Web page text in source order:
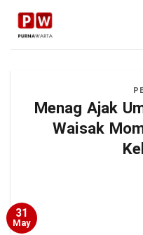
Skip
content
Menag Ajak
Waisak
31
May